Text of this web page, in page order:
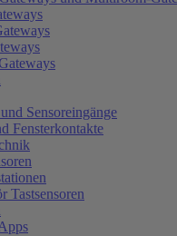
Sensoreingänge
Fensterkontakte
Tastsensoren